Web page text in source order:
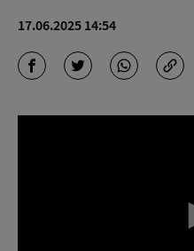
17.06.2025 14:54